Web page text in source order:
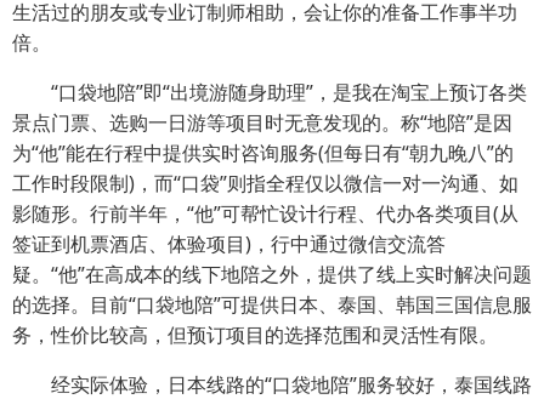
生活过的朋友或专业订制师相助，会让你的准备工作事半功
倍。
“口袋地陪”即“出境游随身助理”，是我在淘宝上预订各类
景点门票、选购一日游等项目时无意发现的。称“地陪”是因
为“他”能在行程中提供实时咨询服务(但每日有“朝九晚八”的
工作时段限制)，而“口袋”则指全程仅以微信一对一沟通、如
影随形。行前半年，“他”可帮忙设计行程、代办各类项目(从
签证到机票酒店、体验项目)，行中通过微信交流答
疑。“他”在高成本的线下地陪之外，提供了线上实时解决问题
的选择。目前“口袋地陪”可提供日本、泰国、韩国三国信息服
务，性价比较高，但预订项目的选择范围和灵活性有限。
经实际体验，日本线路的“口袋地陪”服务较好，泰国线路